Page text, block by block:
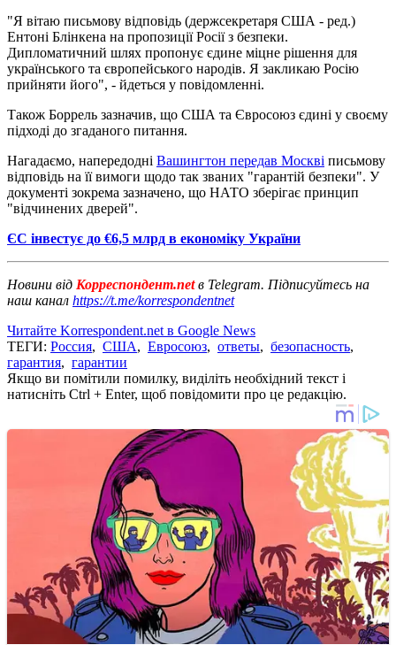
"Я вітаю письмову відповідь (держсекретаря США - ред.)
Ентоні Блінкена на пропозиції Росії з безпеки.
Дипломатичний шлях пропонує єдине міцне рішення для
українського та європейського народів. Я закликаю Росію
прийняти його", - йдеться у повідомленні.
Також Боррель зазначив, що США та Євросоюз єдині у своєму
підході до згаданого питання.
Нагадаємо, напередодні Вашингтон передав Москві письмову
відповідь на її вимоги щодо так званих "гарантій безпеки". У
документі зокрема зазначено, що НАТО зберігає принцип
"відчинених дверей".
ЄС інвестує до €6,5 млрд в економіку України
Новини від Корреспондент.netв Telegram. Підписуйтесь на
наш канал https://t.me/korrespondentnet
Читайте Korrespondent.net в Google News
ТЕГИ: Россия, США, Евросоюз, ответы, безопасность,
гарантия, гарантии
Якщо ви помітили помилку, виділіть необхідний текст і
натисніть Ctrl + Enter, щоб повідомити про це редакцію.